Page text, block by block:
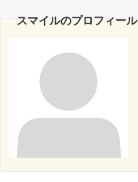
スマイルのプロフィール